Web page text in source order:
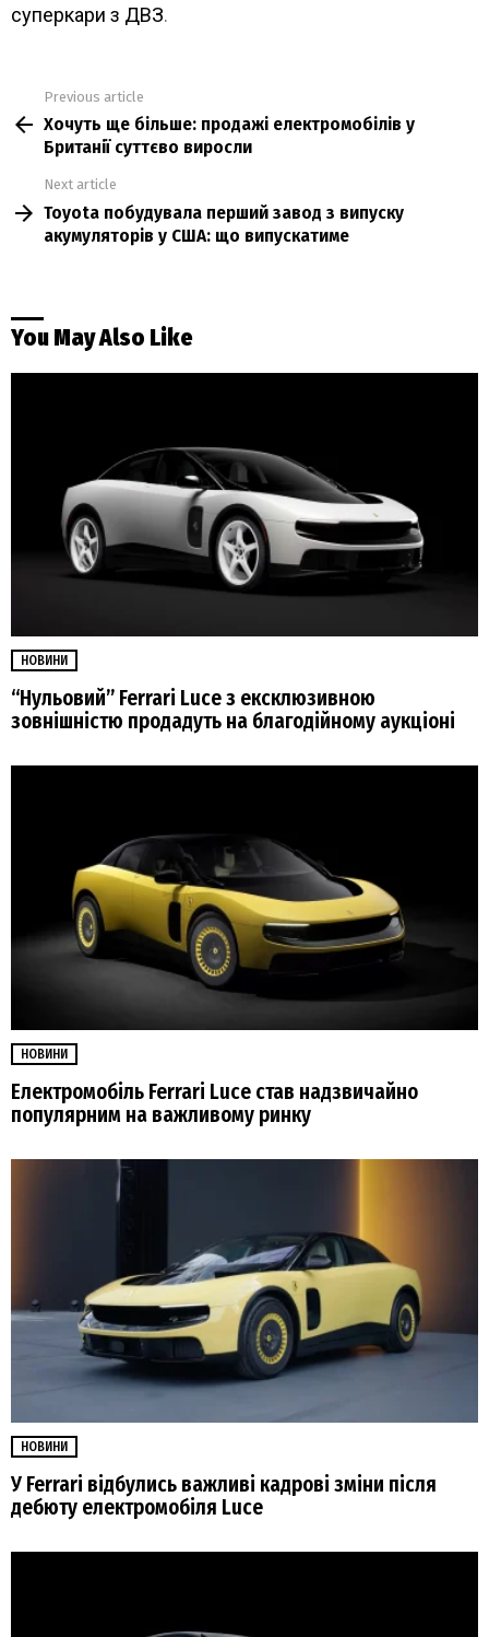
суперкари з ДВЗ.
more
Previous article
Хочуть ще більше: продажі електромобілів у
Британії суттєво виросли
Next article
Toyota побудувала перший завод з випуску
акумуляторів у США: що випускатиме
You May Also Like
НОВИНИ
“Нульовий” Ferrari Luce з ексклюзивною
зовнішністю продадуть на благодійному аукціоні
НОВИНИ
Електромобіль Ferrari Luce став надзвичайно
популярним на важливому ринку
НОВИНИ
У Ferrari відбулись важливі кадрові зміни після
дебюту електромобіля Luce